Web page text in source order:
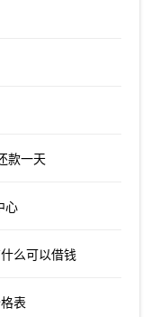
款一天
心
么可以借钱
表